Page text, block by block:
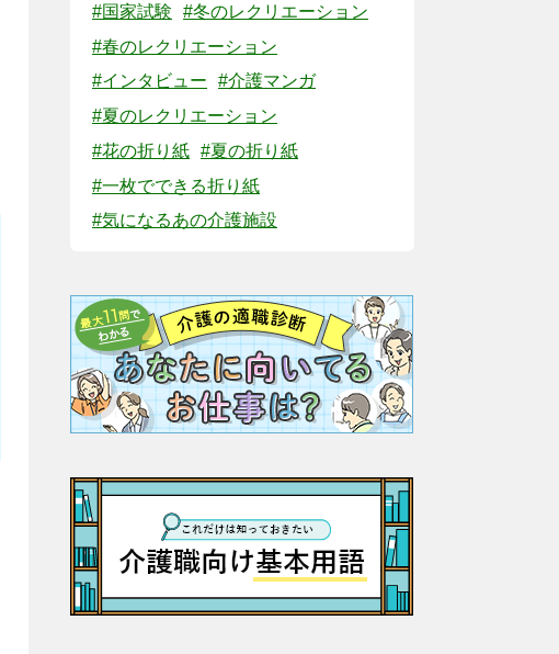
#国家試験
#冬のレクリエーション
#春のレクリエーション
#インタビュー
#介護マンガ
#夏のレクリエーション
#花の折り紙 #夏の折り紙
#一枚でできる折り紙
#気になるあの介護施設